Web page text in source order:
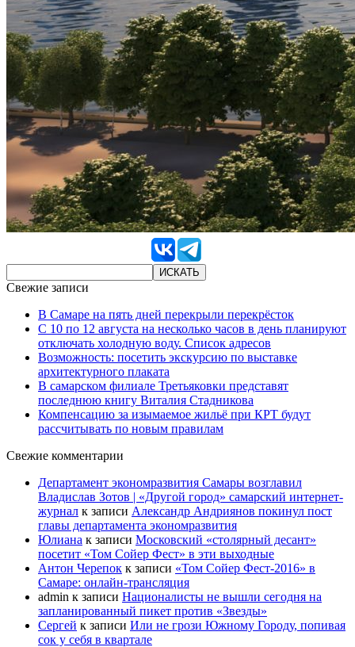
Свежие записи
В Самаре на пять дней перекрыли перекрёсток
С 10 по 12 августа на несколько часов в день планируют
отключать холодную воду. Список адресов
Возможность: посетить экскурсию по выставке
архитектурного плаката
В самарском филиале Третьяковки представят
последнюю книгу Виталия Стадникова
Компенсацию за изымаемое жильё при КРТ будут
рассчитывать по новым правилам
Свежие комментарии
Департамент экономразвития Самары возглавил
Владислав Зотов | «Другой город» самарский интернет-
журнал к записи Александр Андриянов покинул пост
главы департамента экономразвития
Юлиана к записи Московский «столярный десант»
посетит «Том Сойер Фест» в эти выходные
Антон Черепок к записи «Том Сойер Фест-2016» в
Самаре: онлайн-трансляция
admin к записи Националисты не вышли сегодня на
запланированный пикет против «Звезды»
Сергей к записи Или не грози Южному Городу, попивая
сок у себя в квартале